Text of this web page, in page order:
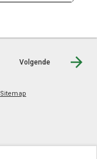
Volgende
Sitemap